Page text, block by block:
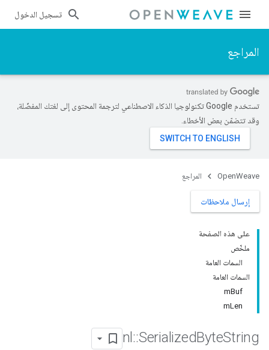
تسجيل الدخول
المراجع
تستخدم Google تكنولوجيا الذكاء الاصطناعي لترجمة المحتوى إلى لغتك المفضّلة،
وقد تتضمّن بعض الأخطاء.
OpenWeave المراجع
إرسال ملاحظات
على هذه الصفحة
ملخّص
السمات العامة
السمات العامة
mBuf
mLen
nl ::SerializedByteString